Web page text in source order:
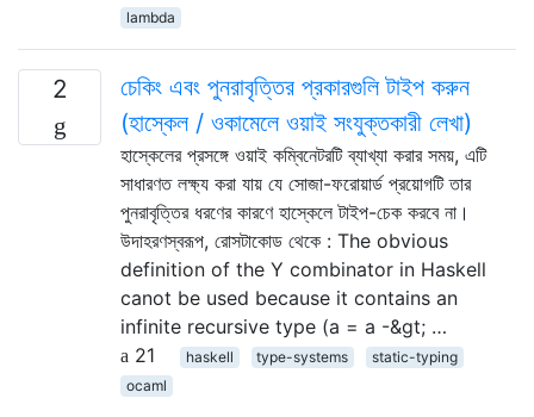
lambda
2
চেকিং এবং পুনরাবৃত্তির প্রকারগুলি টাইপ করুন
(হাস্কেল / ওকামেলে ওয়াই সংযুক্তকারী লেখা)
হাস্কেলের প্রসঙ্গে ওয়াই কম্বিনেটরটি ব্যাখ্যা করার সময়, এটি
সাধারণত লক্ষ্য করা যায় যে সোজা-ফরোয়ার্ড প্রয়োগটি তার
পুনরাবৃত্তির ধরণের কারণে হাস্কেলে টাইপ-চেক করবে না।
উদাহরণস্বরূপ, রোসটাকোড থেকে : The obvious
definition of the Y combinator in Haskell
canot be used because it contains an
infinite recursive type (a = a -&gt; …
21
haskell type-systems
static-typing
ocaml